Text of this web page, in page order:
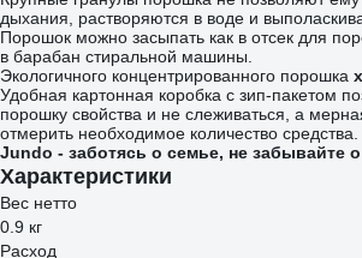
дыхания, растворяются в воде и
Порошок можно засыпать как в отсек для
в барабан стиральной машины.
Экологичного концентрированного порошка
Удобная картонная коробка с зип-пакетом
порошку свойства и не слеживаться, а
отмерить необходимое количество средства.
Jundo - заботясь о семье, не забывайте
Характеристики
Вес нетто
0.9 кг
Расход